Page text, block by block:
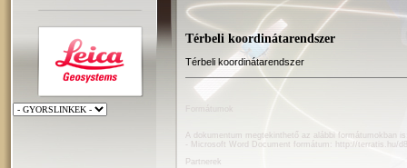
Térbeli koordinátarendszer
Térbeli koordinátarendszer
A dokumentum megtekinthető az alábbi formátumokban
- Microsoft Word Document formátum:
http://terratis.hu/
Partnerek